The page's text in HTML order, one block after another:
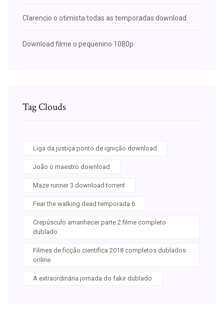
Clarencio o otimista todas as temporadas download
Download filme o pequenino 1080p
Tag Clouds
Liga da justiça ponto de ignição download
João o maestro download
Maze runner 3 download torrent
Fear the walking dead temporada 6
Crepúsculo amanhecer parte 2 filme completo
dublado
Filmes de ficção cientifica 2018 completos dublados
online
A extraordinária jornada do fakir dublado